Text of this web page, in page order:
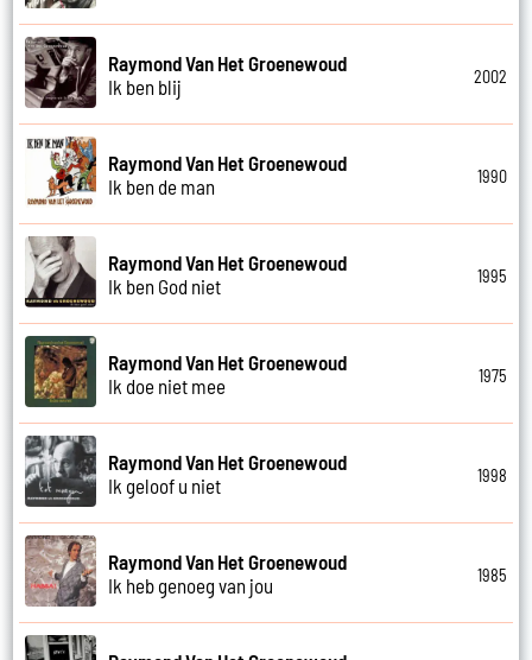
Raymond Van Het Groenewoud
Ik ben blij
2002
Raymond Van Het Groenewoud
Ik ben de man
1990
Raymond Van Het Groenewoud
Ik ben God niet
1995
Raymond Van Het Groenewoud
Ik doe niet mee
1975
Raymond Van Het Groenewoud
Ik geloof u niet
1998
Raymond Van Het Groenewoud
Ik heb genoeg van jou
1985